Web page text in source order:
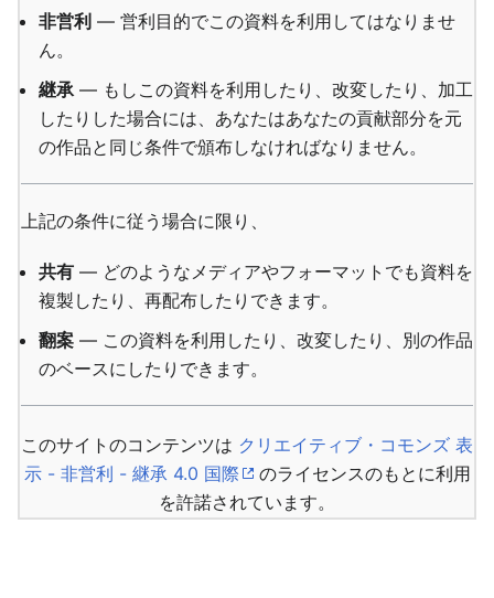
非営利 — 営利目的でこの資料を利用してはなりませ
ん。
継承— もしこの資料を利用したり、改変したり、加工
したりした場合には、あなたはあなたの貢献部分を元
の作品と同じ条件で頒布しなければなりません。
上記の条件に従う場合に限り、
共有 — どのようなメディアやフォーマットでも資料を
複製したり、再配布したりできます。
翻案 — この資料を利用したり、改変したり、別の作品
のベースにしたりできます。
このサイトのコンテンツは クリエイティブ・コモンズ 表
示 - 非営利 - 継承 4.0 国際
のライセンスのもとに利用
を許諾されています。